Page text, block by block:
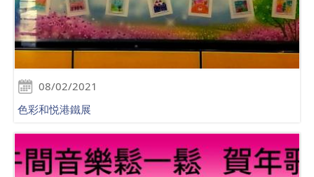
08/02/2021
色彩和悦港鐵展